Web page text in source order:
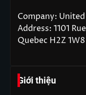
Company:
Address: 1101
Quebec H2Z 1W8
Giới thiệu